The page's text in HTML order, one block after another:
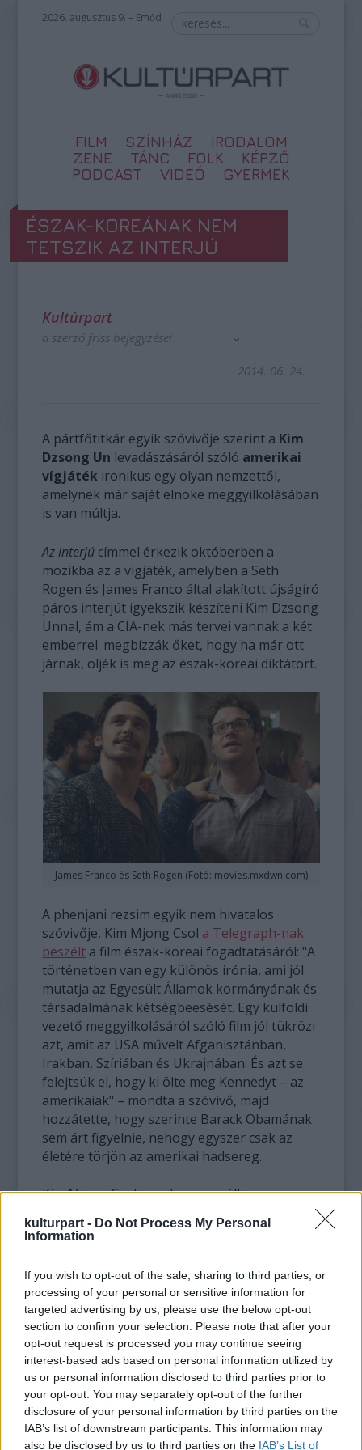
kulturpart - Do Not Process My Personal
Information
If you wish to opt-out of the sale, sharing to third parties, or
processing of your personal or sensitive information for
targeted advertising by us, please use the below opt-out
section to confirm your selection. Please note that after your
opt-out request is processed you may continue seeing
interest-based ads based on personal information utilized by
us or personal information disclosed to third parties prior to
your opt-out. You may separately opt-out of the further
disclosure of your personal information by third parties on the
IAB’s list of downstream participants. This information may
also be disclosed by us to third parties on the IAB’s List of
2026. augusztus 9. – Emőd
FILM SZÍNHÁZ
IRODALOM
ZENE
TÁNC FOLK
KÉPZŐ
PODCAST
VIDEÓ GYERMEK
ÉSZAK-KOREÁNAK NEM
TETSZIK AZ INTERJÚ
Kultúrpart
a szerző friss bejegyzései
2014. 06. 24.
A pártfőtitkár egyik szóvivője szerint a Kim
Dzsong Un levadászásáról szóló amerikai
vígjáték ironikus egy olyan nemzettől,
amelynek már saját elnöke meggyilkolásában
is van múltja.
Az interjú címmel érkezik októberben a
mozikba az a vígjáték, amelyben a Seth
Rogen és James Franco által alakított újságíró
páros interjút igyekszik készíteni Kim Dzsong
Unnal, ám a CIA-nek más tervei vannak a két
emberrel: megbízzák őket, hogy ha már ott
járnak, öljék is meg az észak-koreai diktátort.
James Franco és Seth Rogen (Fotó: movies.mxdwn.com)
A phenjani rezsim egyik nem hivatalos
szóvivője, Kim Mjong Csol a Telegraph-nak
beszélt a film észak-koreai fogadtatásáról: "A
történetben van egy különös irónia, ami jól
mutatja az Egyesült Államok kormányának és
társadalmának kétségbeesését. Egy külföldi
vezető meggyilkolásáról szóló film jól tükrözi
azt, amit az USA művelt Afganisztánban,
Irakban, Szíriában és Ukrajnában. És azt se
felejtsük el, hogy ki ölte meg Kennedyt – az
amerikaiak" – mondta a szóvivő, majd
hozzátette, hogy szerinte Barack Obamának
sem árt figyelnie, nehogy egyszer csak az
életére törjön az amerikai hadsereg.
Kim Mjong Csol azonban nem állt meg
kapcsolatos véleményét is. Szerinte ugyanis a
és kivégzésekkel, míg a brit mozik sokkal
jobbak és életszerűbbek: "James Bond egy jó
karakter, a róla szóló filmek sokkal
szórakoztatóbbak".
A film az előzetes vetítések alapján az
amerikaiakat is megosztja, egyesek szerint
ízléstelen és rendkívül felelőtlen dolog
akármilyen államfő meggyilkolásával
viccelődni. A tavalyi nagysikerű,Itt a végecímű